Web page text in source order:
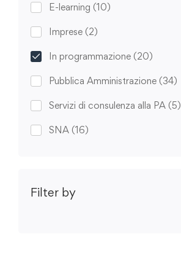
E-learning (10)
Imprese (2)
In programmazione (20)
Pubblica Amministrazione (34)
Servizi di consulenza alla PA (5)
SNA (16)
Filter by